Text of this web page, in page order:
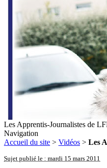
Les Apprentis-Journalistes de
Navigation
Accueil du site > Vidéos > Les
Sujet publié le : mardi 15 mars 2011